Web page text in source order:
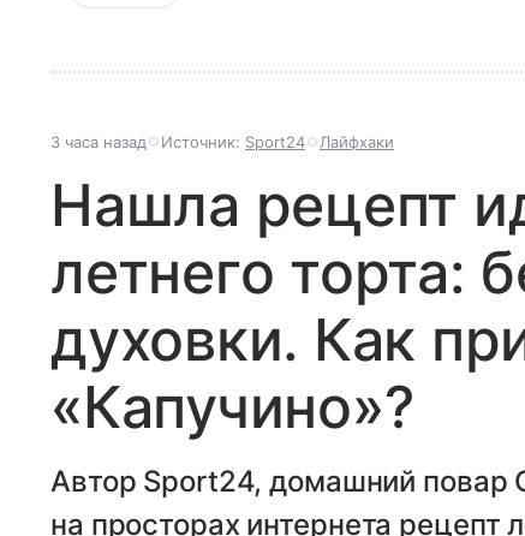
3 часа назад Источник: Sport24 Лайфхаки
Нашла рецепт
летнего торта:
духовки. Как
«Капучино»?
Автор Sport24, домашний повар
на просторах интернета рецепт